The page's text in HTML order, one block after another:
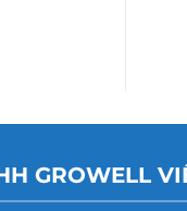
GROWELL